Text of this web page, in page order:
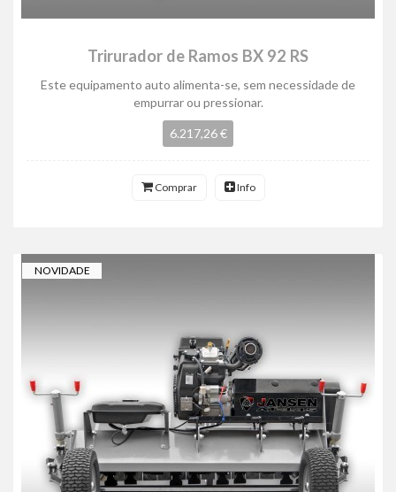
Trirurador de Ramos BX 92 RS
Este equipamento auto alimenta-se, sem necessidade de
empurrar ou pressionar.
6.217,26 €
Comprar Info
NOVIDADE